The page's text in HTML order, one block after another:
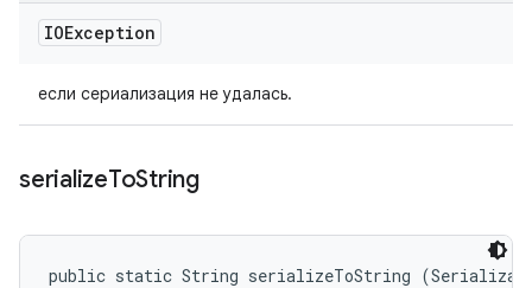
IOException
если сериализация не удалась.
serializeToString
public static String serializeToString